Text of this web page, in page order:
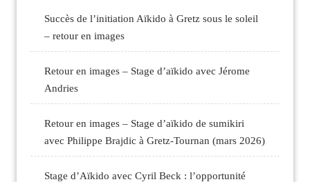
Succès de l’initiation Aïkido à Gretz sous le soleil
– retour en images
Retour en images – Stage d’aïkido avec Jérome
Andries
Retour en images – Stage d’aïkido de sumikiri
avec Philippe Brajdic à Gretz-Tournan (mars 2026)
Stage d’Aïkido avec Cyril Beck : l’opportunité